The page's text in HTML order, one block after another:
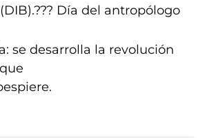
Día del antropólogo
se desarrolla la revolución